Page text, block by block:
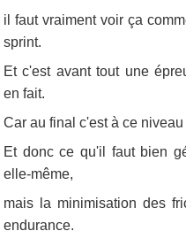
il faut vraiment voir ça
sprint.
Et c'est avant tout une
en fait.
Car au final c'est à ce
Et donc ce qu'il faut bien
elle-même,
mais la minimisation des
endurance.